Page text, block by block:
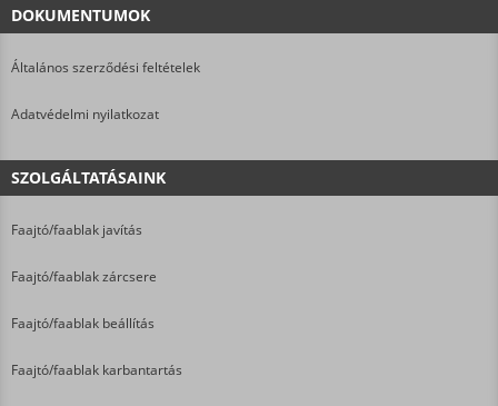
DOKUMENTUMOK
Általános szerződési feltételek
Adatvédelmi nyilatkozat
SZOLGÁLTATÁSAINK
Faajtó/faablak javítás
Faajtó/faablak zárcsere
Faajtó/faablak beállítás
Faajtó/faablak karbantartás